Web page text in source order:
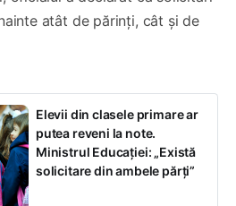
atât de părinți, cât și de
Elevii din clasele primare ar
putea reveni la note.
Ministrul Educației: „Există
solicitare din ambele părți”